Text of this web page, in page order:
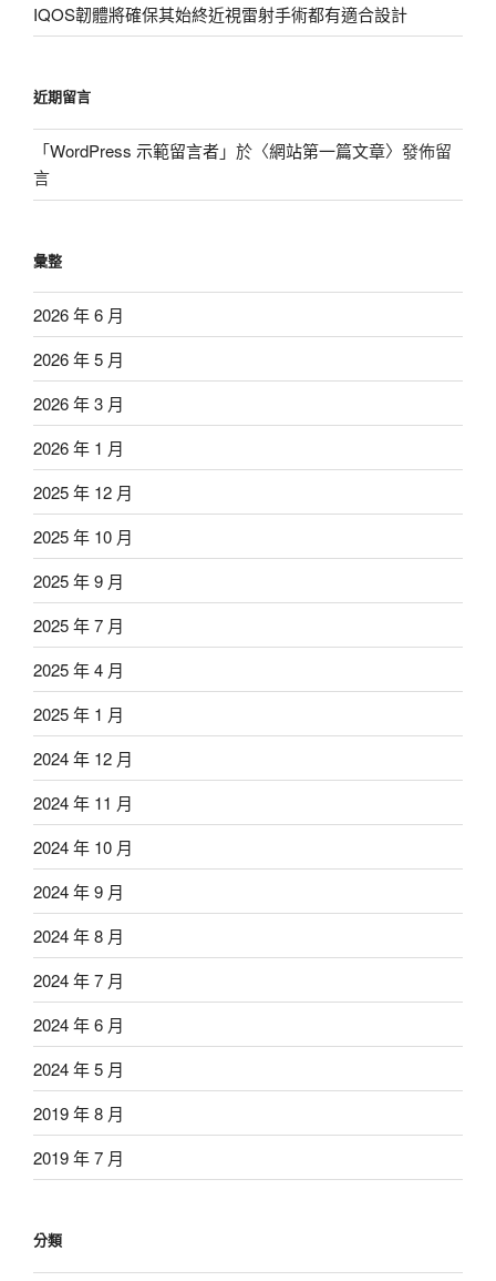
IQOS韌體將確保其始終近視雷射手術都有適合設計
近期留言
「WordPress 示範留言者」於〈網站第一篇文章〉發佈留
言
彙整
2026 年 6 月
2026 年 5 月
2026 年 3 月
2026 年 1 月
2025 年 12 月
2025 年 10 月
2025 年 9 月
2025 年 7 月
2025 年 4 月
2025 年 1 月
2024 年 12 月
2024 年 11 月
2024 年 10 月
2024 年 9 月
2024 年 8 月
2024 年 7 月
2024 年 6 月
2024 年 5 月
2019 年 8 月
2019 年 7 月
分類